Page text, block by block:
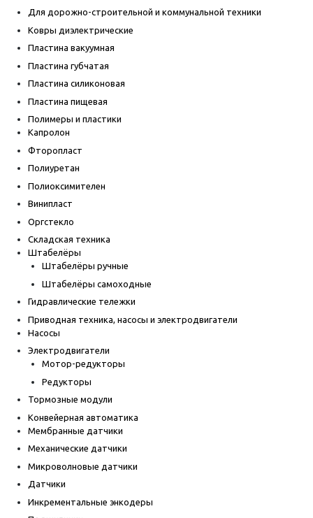
Для дорожно-строительной и коммунальной техники
Ковры диэлектрические
Пластина вакуумная
Пластина губчатая
Пластина силиконовая
Пластина пищевая
Полимеры и пластики
Капролон
Фторопласт
Полиуретан
Полиоксимителен
Винипласт
Оргстекло
Складская техника
Штабелёры
Штабелёры ручные
Штабелёры самоходные
Гидравлические тележки
Приводная техника, насосы и электродвигатели
Насосы
Электродвигатели
Мотор-редукторы
Редукторы
Тормозные модули
Конвейерная автоматика
Мембранные датчики
Механические датчики
Микроволновые датчики
Датчики
Инкрементальные энкодеры